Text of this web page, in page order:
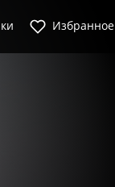
Избранное